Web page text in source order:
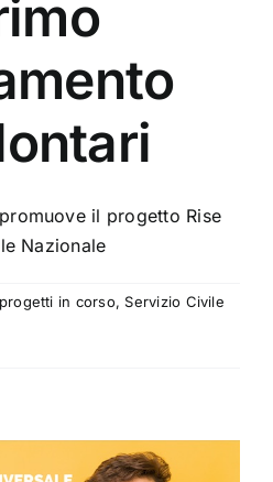
il progetto Rise
Nazionale
progetti in corso,Servizio Civile